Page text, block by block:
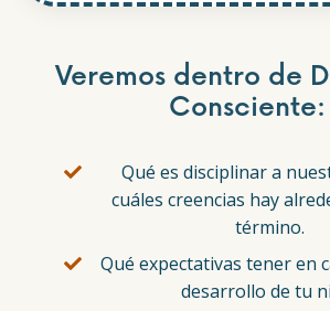
Veremos dentro de
Consciente:
Qué es disciplinar a
cuáles creencias hay
término.
Qué expectativas tener en
desarrollo de tu